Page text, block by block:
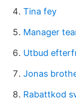
Tina fey
Manager
Utbud
Jonas
Rabattkod